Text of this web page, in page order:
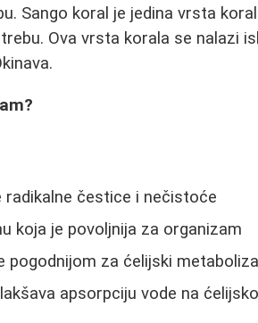
Sango koral je jedina vrsta
Ova vrsta korala se nalazi
radikalne čestice i nečistoće
koja je povoljnija za organizam
pogodnijom za ćelijski
apsorpciju vode na